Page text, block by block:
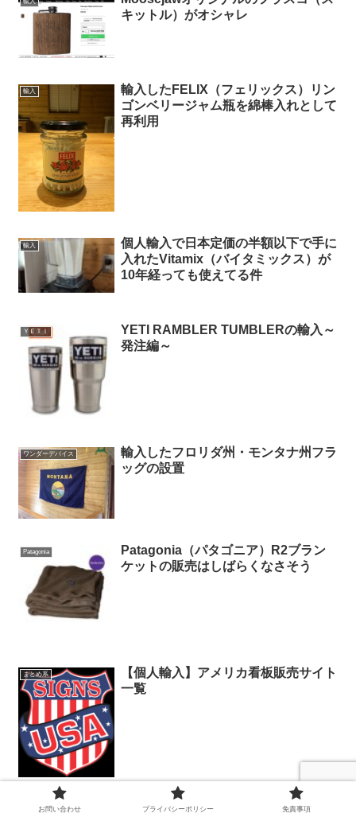
キットル）がオシャレ
輸入
輸入したFELIX（フェリックス）リン
ゴンベリージャム瓶を綿棒入れとして
再利用
輸入
個人輸入で日本定価の半額以下で手に
入れたVitamix（バイタミックス）が
10年経っても使えてる件
ＹＥＴＩ
YETI RAMBLER TUMBLERの輸入～
発注編～
ワンダーデバイス
輸入したフロリダ州・モンタナ州フラ
ッグの設置
Patagonia
Patagonia（パタゴニア）R2ブラン
ケットの販売はしばらくなさそう
まとめ系
【個人輸入】アメリカ看板販売サイト
一覧
ブルーリッジチェアワークスのボイジ
お問い合わせ プライバシーポリシー 免責事項